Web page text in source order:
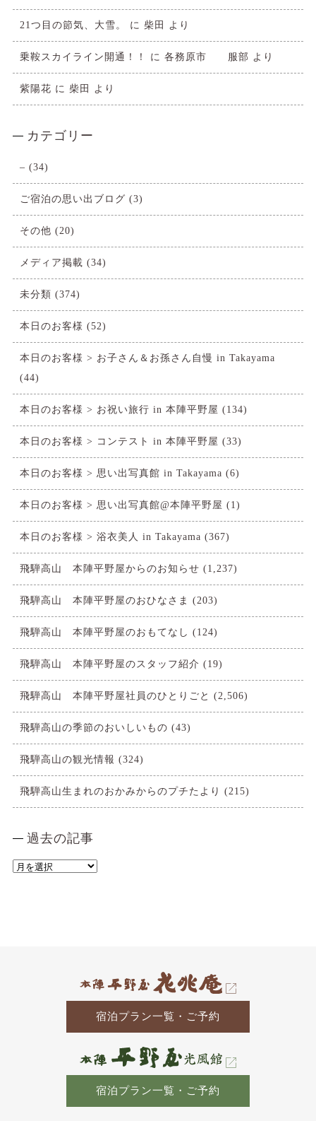
21つ目の節気、大雪。 に 柴田 より
乗鞍スカイライン開通！！ に 各務原市 服部 より
紫陽花 に 柴田 より
カテゴリー
– (34)
ご宿泊の思い出ブログ (3)
その他 (20)
メディア掲載 (34)
未分類 (374)
本日のお客様 (52)
本日のお客様 > お子さん＆お孫さん自慢 in Takayama
(44)
本日のお客様 > お祝い旅行 in 本陣平野屋 (134)
本日のお客様 > コンテスト in 本陣平野屋 (33)
本日のお客様 > 思い出写真館 in Takayama (6)
本日のお客様 > 思い出写真館@本陣平野屋 (1)
本日のお客様 > 浴衣美人 in Takayama (367)
飛騨高山 本陣平野屋からのお知らせ (1,237)
飛騨高山 本陣平野屋のおひなさま (203)
飛騨高山 本陣平野屋のおもてなし (124)
飛騨高山 本陣平野屋のスタッフ紹介 (19)
飛騨高山 本陣平野屋社員のひとりごと (2,506)
飛騨高山の季節のおいしいもの (43)
飛騨高山の観光情報 (324)
飛騨高山生まれのおかみからのプチたより (215)
過去の記事
過
宿泊プラン一覧・ご予約
宿泊プラン一覧・ご予約